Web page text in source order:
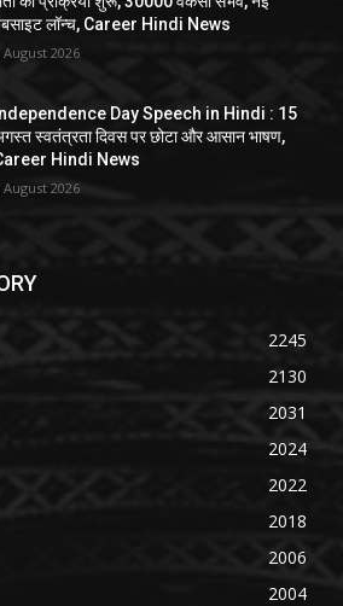
लॉन्च, Career Hindi News
August 2026
Independence Day Speech in Hindi : 15
स्वतंत्रता दिवस पर छोटा और आसान भाषण,
Hindi News
August 2026
2245
2130
2031
2024
2022
2018
2006
2004